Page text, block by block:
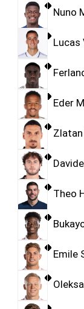
Nuno
Lucas
Eder
Theo
Emile